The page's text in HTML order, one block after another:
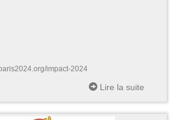
impact-2024
Lire la suite